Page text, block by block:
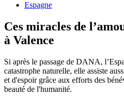
Espagne
Ces miracles de
à Valence
Si après le passage de DANA,
catastrophe naturelle, elle assiste
et d'espoir grâce aux efforts des
beauté de l'humanité.